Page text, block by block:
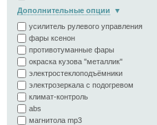
Дополнительные опции
усилитель рулевого управления
фары ксенон
противотуманные фары
окраска кузова "металлик"
электростеклоподъёмники
электрозеркала с подогревом
климат-контроль
abs
магнитола mp3